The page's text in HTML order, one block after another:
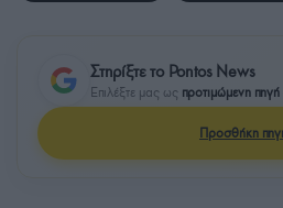
Στηρίξτε το Pontos News
Επιλέξτε μας ως προτιμώμενη πηγή
Προσθήκη